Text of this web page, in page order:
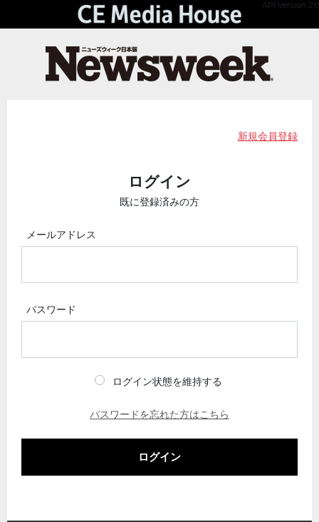
API Version 2.0
新規会員登録
ログイン
既に登録済みの方
メールアドレス
パスワード
ログイン状態を維持する
パスワードを忘れた方はこちら
ログイン